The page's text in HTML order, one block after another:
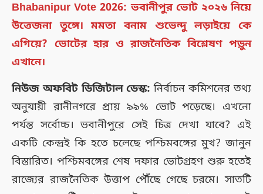
Bhabanipur Vote 2026: ভবানীপুর ভোট ২০২৬ নিয়ে
উত্তেজনা তুঙ্গে। মমতা বনাম শুভেন্দু লড়াইয়ে কে
এগিয়ে? ভোটের হার ও রাজনৈতিক বিশ্লেষণ পড়ুন
এখানে।
নিউজ অফবিট ডিজিটাল ডেস্ক:নির্বাচন কমিশনের তথ্য
অনুযায়ী রানীনগরে প্রায় ৯৯% ভোট পড়েছে। এখনো
পর্যন্ত সর্বোচ্চ। ভবানীপুরে সেই চিত্র দেখা যাবে? এই
একটি কেন্দ্রই কি হতে চলেছে পশ্চিমবঙ্গের মুখ? জানুন
বিস্তারিত। পশ্চিমবঙ্গের শেষ দফার ভোটগ্রহণ শুরু হতেই
রাজ্যের রাজনৈতিক উত্তাপ পৌঁছে গেছে চরমে। সাতটি